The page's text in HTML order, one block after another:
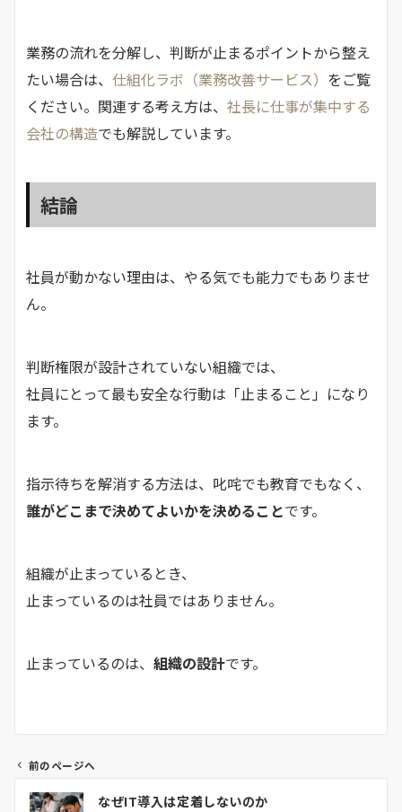
業務の流れを分解し、判断が止まるポイントから整え
たい場合は、 仕組化ラボ（業務改善サービス） をご覧
ください。関連する考え方は、 社長に仕事が集中する
会社の構造でも解説しています。
結論
社員が動かない理由は、やる気でも能力でもありませ
ん。
判断権限が設計されていない組織では、
社員にとって最も安全な行動は「止まること」になり
ます。
指示待ちを解消する方法は、叱咤でも教育でもなく、
誰がどこまで決めてよいかを決めることです。
組織が止まっているとき、
止まっているのは社員ではありません。
止まっているのは、 組織の設計です。
前のページへ
なぜIT導入は定着しないのか